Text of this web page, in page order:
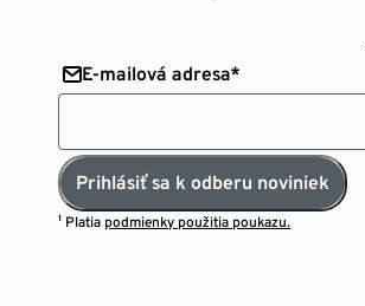
E-mailová adresa*
Prihlásiť sa k odberu noviniek
¹ Platia podmienky použitia poukazu.